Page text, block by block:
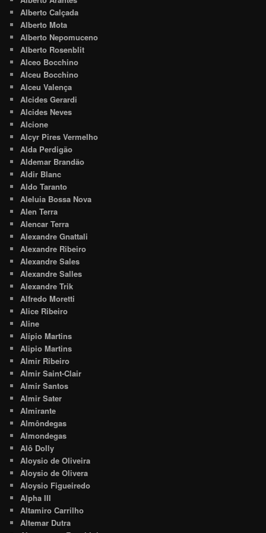
Alberto Calçada
Alberto Mota
Alberto Nepomuceno
Alberto Rosenblit
Alceo Bocchino
Alceu Bocchino
Alceu Valença
Alcides Gerardi
Alcides Neves
Alcione
Alcyr Pires Vermelho
Alda Perdigão
Aldemar Brandão
Aldir Blanc
Aldo Taranto
Aleluia Bossa Nova
Alen Terra
Alencar Terra
Alexandre Gnattali
Alexandre Ribeiro
Alexandre Sales
Alexandre Salles
Alexandre Trik
Alfredo Moretti
Alice Ribeiro
Aline
Alípio Martins
Alipio Martins
Almir Ribeiro
Almir Saint-Clair
Almir Santos
Almir Sater
Almirante
Almôndegas
Almondegas
Alô Dolly
Aloysio de Oliveira
Aloysio de Olivera
Aloysio Figueiredo
Alpha III
Altamiro Carrilho
Altemar Dutra